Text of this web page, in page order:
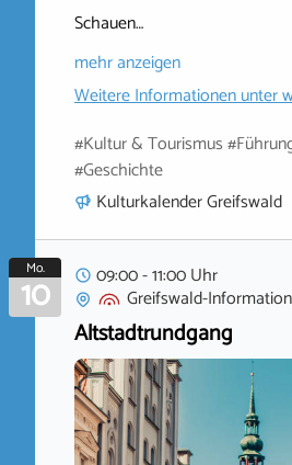
Schauen…
mehr anzeigen
Weitere Informationen unter
#Kultur & Tourismus
#Geschichte
Kulturkalender Greifswald
Mo.
10
09:00 - 11:00 Uhr
Greifswald-Information
Altstadtrundgang